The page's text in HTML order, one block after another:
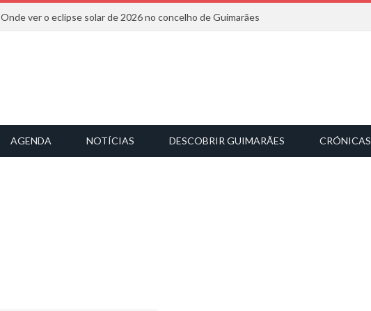
Onde ver o eclipse solar de 2026 no concelho de Guimarães
AGENDA NOTÍCIAS DESCOBRIR GUIMARÃES CRÓNICAS